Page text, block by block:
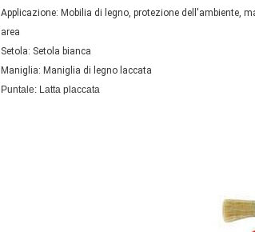
Applicazione: Mobilia di legno, protezione dell'ambiente,
area
Setola: Setola bianca
Maniglia: Maniglia di legno laccata
Puntale: Latta placcata